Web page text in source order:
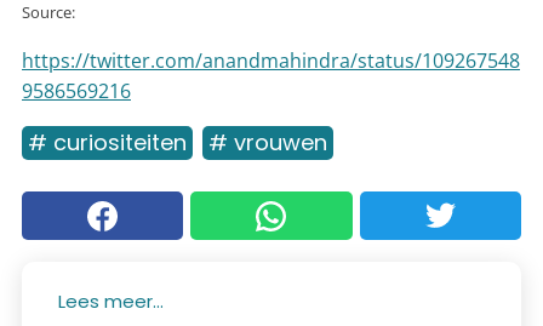
Source:
https://twitter.com/anandmahindra/status/109267548
9586569216
# curiositeiten # vrouwen
Lees meer...